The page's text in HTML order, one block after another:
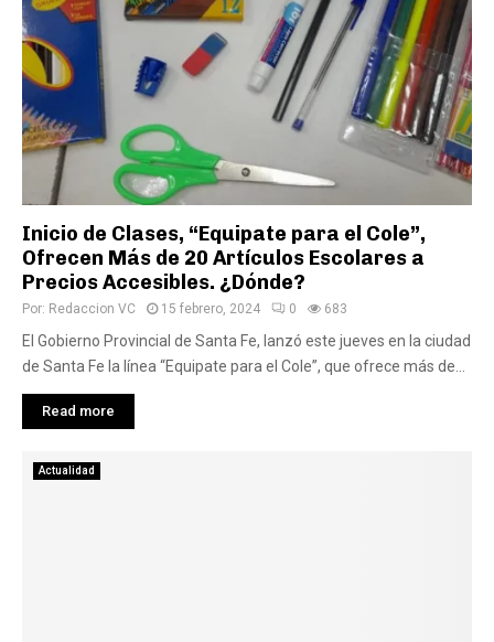
Inicio de Clases, “Equipate para el Cole”,
Ofrecen Más de 20 Artículos Escolares a
Precios Accesibles. ¿Dónde?
Por: Redaccion VC 15 febrero, 2024 0 683
El Gobierno Provincial de Santa Fe, lanzó este jueves en la ciudad
de Santa Fe la línea “Equipate para el Cole”, que ofrece más de...
Read more
Actualidad